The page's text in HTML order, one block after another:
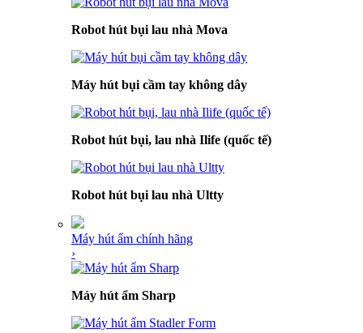
Robot hút bụi lau nhà Mova
Máy hút bụi cầm tay không dây
Robot hút bụi, lau nhà Ilife (quốc tế)
Robot hút bụi lau nhà Ultty
Máy hút ẩm chính hãng
›
Máy hút ẩm Sharp